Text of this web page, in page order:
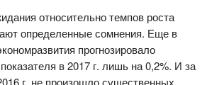
относительно темпов роста
определенные сомнения. Еще в
прогнозировало
в 2017 г. лишь на 0,2%. И за
г. не произошло существенных